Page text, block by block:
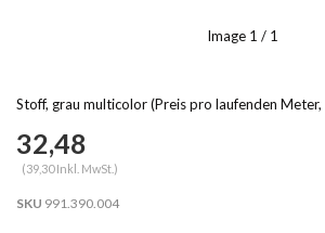
Image 1 / 1
Stoff, grau multicolor (Preis pro laufenden
32,48
(39,30 Inkl. MwSt.)
SKU 991.390.004